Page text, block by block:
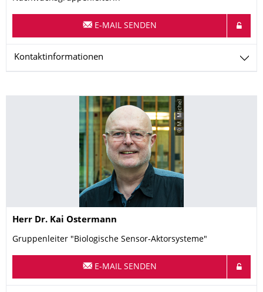
E-MAIL SENDEN
Kontaktinformationen
© M. Michel
Name
Herr Dr. Kai Ostermann
Gruppenleiter "Biologische Sensor-Aktorsysteme"
E-MAIL SENDEN